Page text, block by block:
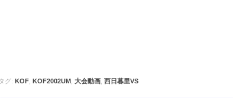
タグ: KOF KOF2002UM 大会動画 西日暮里VS